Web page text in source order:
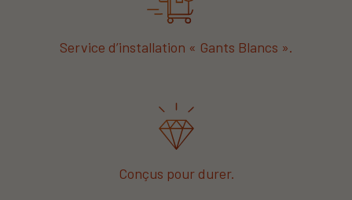
Service d’installation « Gants Blancs ».
Conçus pour durer.